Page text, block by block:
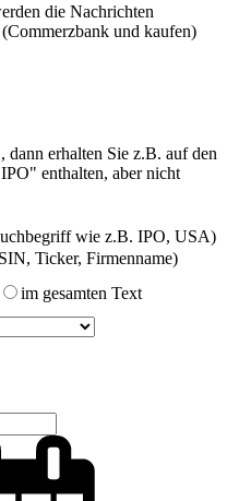
die Nachrichten
und kaufen)
erhalten Sie z.B. auf den
enthalten, aber nicht
wie z.B. IPO, USA)
Ticker, Firmenname)
im gesamten Text